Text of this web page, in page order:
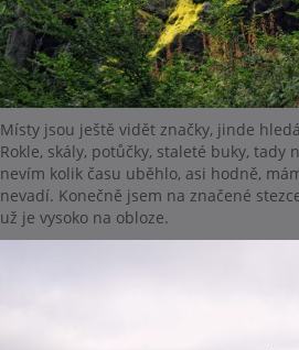
Místy jsou ještě vidět značky, jinde
Rokle, skály, potůčky, staleté buky, tady
nevím kolik času uběhlo, asi hodně,
nevadí. Konečně jsem na značené
už je vysoko na obloze.